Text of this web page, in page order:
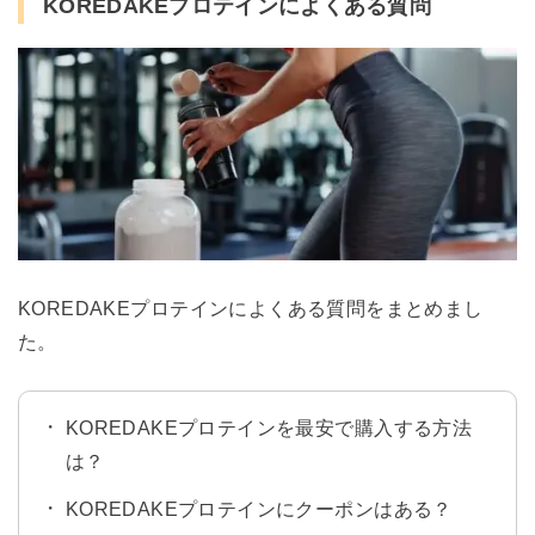
KOREDAKEプロテインによくある質問
KOREDAKEプロテインによくある質問をまとめまし
た。
KOREDAKEプロテインを最安で購入する方法
は？
KOREDAKEプロテインにクーポンはある？